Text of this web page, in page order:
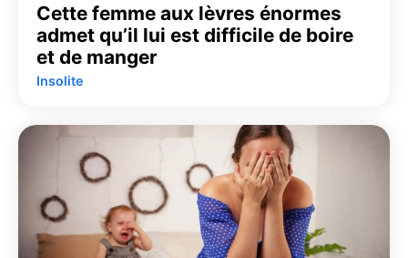
Cette femme aux lèvres énormes
admet qu’il lui est difficile de boire
et de manger
Insolite